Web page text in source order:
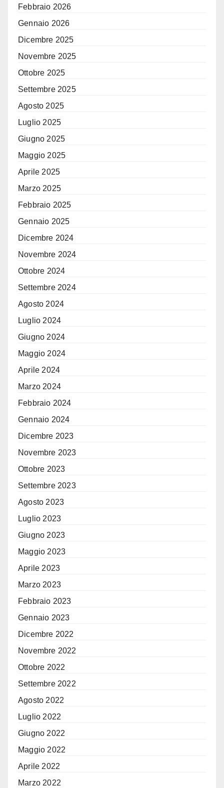
Febbraio 2026
Gennaio 2026
Dicembre 2025
Novembre 2025
Ottobre 2025
Settembre 2025
Agosto 2025
Luglio 2025
Giugno 2025
Maggio 2025
Aprile 2025
Marzo 2025
Febbraio 2025
Gennaio 2025
Dicembre 2024
Novembre 2024
Ottobre 2024
Settembre 2024
Agosto 2024
Luglio 2024
Giugno 2024
Maggio 2024
Aprile 2024
Marzo 2024
Febbraio 2024
Gennaio 2024
Dicembre 2023
Novembre 2023
Ottobre 2023
Settembre 2023
Agosto 2023
Luglio 2023
Giugno 2023
Maggio 2023
Aprile 2023
Marzo 2023
Febbraio 2023
Gennaio 2023
Dicembre 2022
Novembre 2022
Ottobre 2022
Settembre 2022
Agosto 2022
Luglio 2022
Giugno 2022
Maggio 2022
Aprile 2022
Marzo 2022